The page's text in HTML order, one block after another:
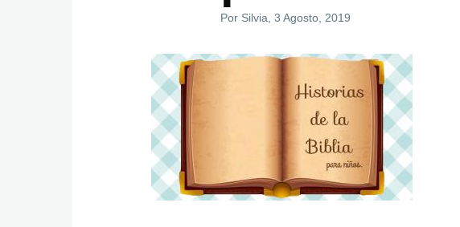
Por Silvia , 3 Agosto, 2019
Imagenes
programa